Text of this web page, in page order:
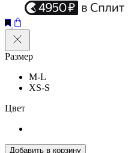
Размер
M-L
XS-S
Цвет
Добавить в корзину